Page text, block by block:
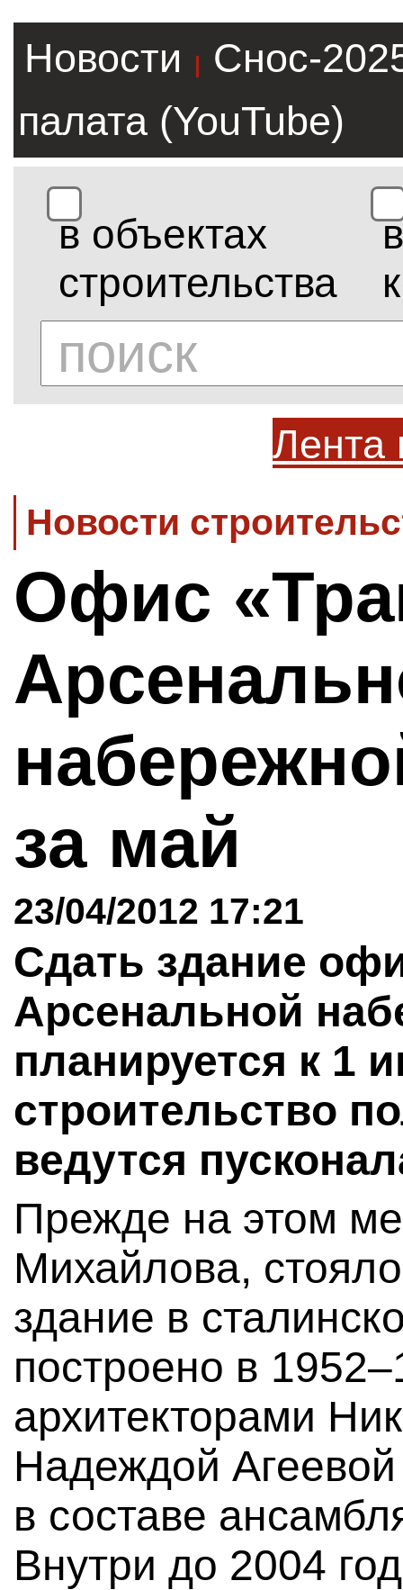
Новости |
Снос-
палата (YouTube)
в объектах
строительства
в
Лента
Новости
Офис
за май
23/04/2012 17:21
Сдать здание
Арсенальной
планируется к 1
строительство
ведутся
Прежде на этом
Михайлова,
здание в
построено в
архитекторами
Надеждой
в составе
Внутри до 2004